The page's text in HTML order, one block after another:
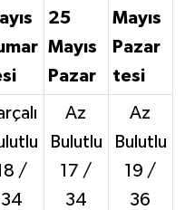
25
Mayıs
Pazar
Mayıs
Pazar
tesi
/
34
Az
Bulutlu
17 /
34
Az
Bulutlu
19 /
36